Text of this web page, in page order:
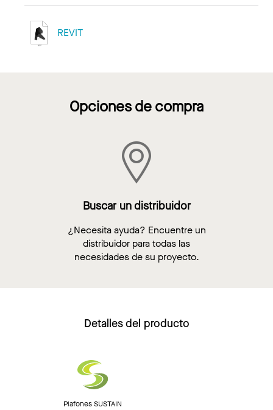
REVIT
Opciones de compra
Buscar un distribuidor
¿Necesita ayuda? Encuentre un
distribuidor para todas las
necesidades de su proyecto.
Detalles del producto
Plafones SUSTAIN